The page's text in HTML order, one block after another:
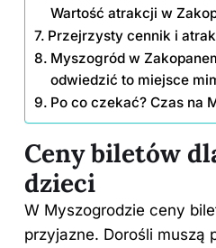
Wartość atrakcji w
Przejrzysty cennik i
Myszogród w
odwiedzić to miejsce
Po co czekać? Czas na
Ceny biletów
dzieci
W Myszogrodzie ceny
przyjazne. Dorośli muszą